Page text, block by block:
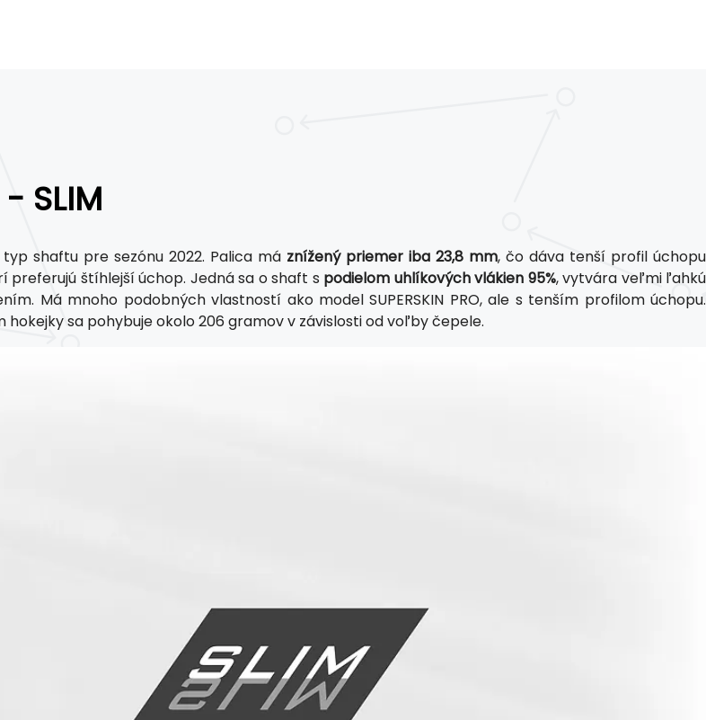
- SLIM
shaftu pre sezónu 2022. Palica má znížený priemer iba 23,8 mm, čo dáva tenší profil úchopu
preferujú štíhlejší úchop. Jedná sa o shaft s podielom uhlíkových vlákien 95%, vytvára veľmi ľahkú
Má mnoho podobných vlastností ako model SUPERSKIN PRO, ale s tenším profilom úchopu.
sa pohybuje okolo 206 gramov v závislosti od voľby čepele.